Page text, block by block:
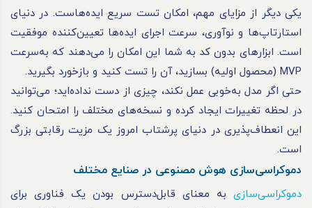
یکی دیگر از مزایای مهم، امکان تست سریع ایده‌هاست. در دنیای
استارتاپ‌ها و نوآوری، سرعت اجرای ایده‌ها تعیین‌کننده موفقیت
است. ابزارهای بدون کد به شما این امکان را می‌دهند که به‌سرعت
MVP (محصول اولیه) بسازید، آن را تست کنید و بازخورد بگیرید.
حتی اگر مدل به‌خوبی عمل نکند، چیزی از دست نداده‌اید؛ می‌توانید
در لحظه تغییرات ایجاد کرده و نسخه‌های مختلف را امتحان کنید.
این انعطاف‌پذیری در دنیای پرشتاب امروز یک مزیت رقابتی بزرگ
است.
دموکراسی‌سازی هوش مصنوعی در صنایع مختلف
دموکراسی‌سازی به معنای قابل‌دسترس بودن یک فناوری برای